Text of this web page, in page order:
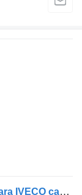
5801333174 depósito de combustible para IVECO camión